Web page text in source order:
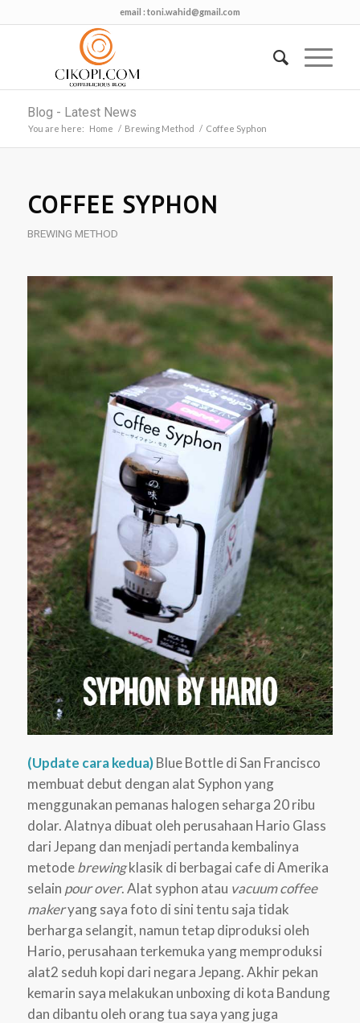
email : toni.wahid@gmail.com
Blog - Latest News
You are here: Home / Brewing Method / Coffee Syphon
COFFEE SYPHON
BREWING METHOD
(Update cara kedua)Blue Bottle di San Francisco
membuat debut dengan alat Syphon yang
menggunakan pemanas halogen seharga 20 ribu
dolar. Alatnya dibuat oleh perusahaan Hario Glass
dari Jepang dan menjadi pertanda kembalinya
metodebrewingklasik di berbagai cafe di Amerika
selain pour over. Alat syphon atau vacuum coffee
makeryang saya foto di sini tentu saja tidak
berharga selangit, namun tetap diproduksi oleh
Hario, perusahaan terkemuka yang memproduksi
alat2 seduh kopi dari negara Jepang. Akhir pekan
kemarin saya melakukan unboxing di kota Bandung
dan dibantu oleh orang tua saya yang juga